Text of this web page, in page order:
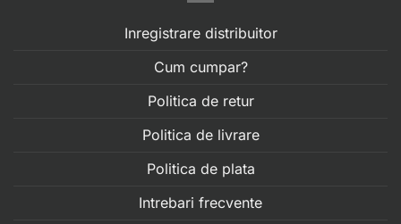
Inregistrare distribuitor
Cum cumpar?
Politica de retur
Politica de livrare
Politica de plata
Intrebari frecvente